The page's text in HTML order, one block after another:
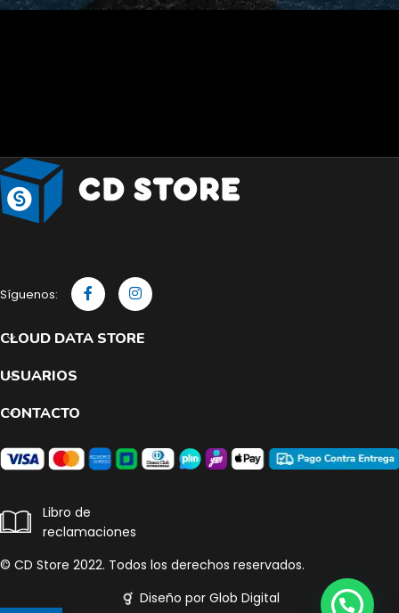
Síguenos:
CLOUD DATA STORE
USUARIOS
CONTACTO
Libro de
reclamaciones
© CD Store 2022. Todos los derechos reservados.
Diseño por Glob Digital